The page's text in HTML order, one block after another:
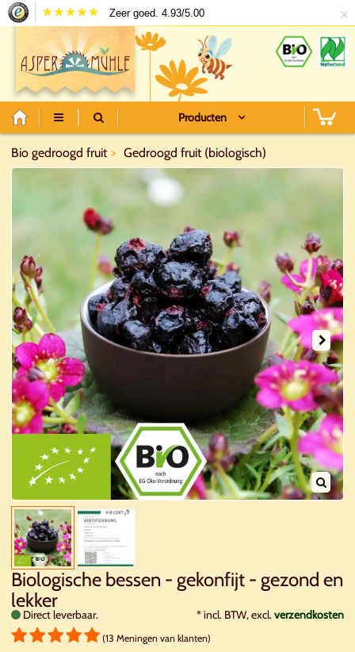
Zeer goed. 4.93/5.00 ×
Producten
Bio gedroogd fruit Gedroogd fruit (biologisch)
Biologische bessen - gekonfijt - gezond en
lekker
Direct leverbaar. *incl. BTW, excl.verzendkosten
(13 Meningen van klanten)